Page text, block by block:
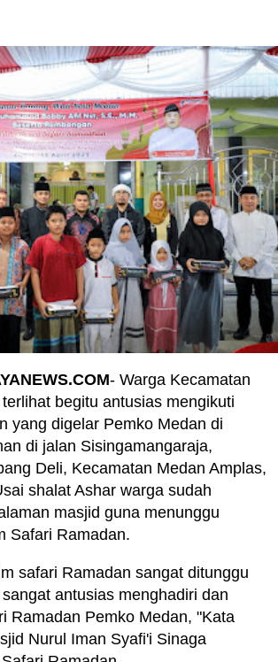
- Warga Kecamatan
begitu antusias mengikuti
yang digelar Pemko Medan di
di jalan Sisingamangaraja,
Deli, Kecamatan Medan Amplas,
shalat Ashar warga sudah
masjid guna menunggu
Safari Ramadan.
safari Ramadan sangat ditunggu
antusias menghadiri dan
Ramadan Pemko Medan, "Kata
Nurul Iman Syafi'i Sinaga